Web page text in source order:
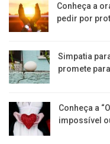
Conheça a
pedir por
Simpatia
promete
Conheça a
impossível